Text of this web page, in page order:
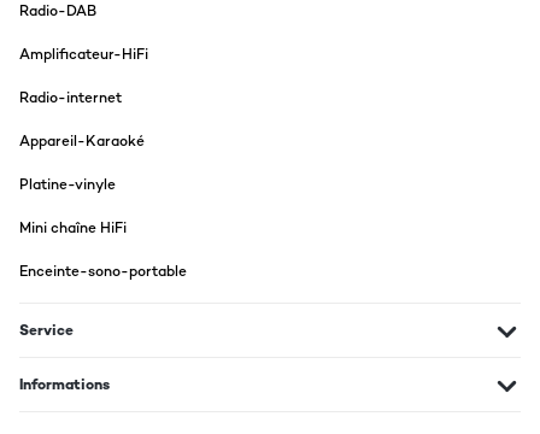
gebrauchen da sie nur das CD Fach Öffnet und Play funktioniert
Traduire
AVIS VÉRIFIÉ
Radio-DAB
Amplificateur-HiFi
Radio-internet
Appareil-Karaoké
Platine-vinyle
Mini chaîne HiFi
Enceinte-sono-portable
Service
Informations